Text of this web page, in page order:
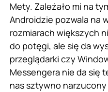
Mety. Zależało mi na
Androidzie pozwala na
rozmiarach większych
do potęgi, ale się da
przeglądarki czy
Messengera nie da się
nas sztywno narzucony